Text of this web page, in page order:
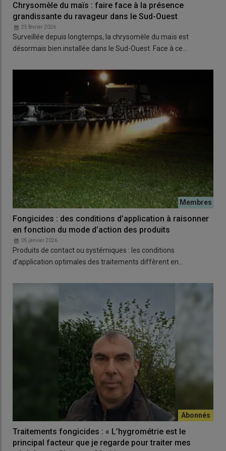
Chrysomèle du maïs : faire face à la présence
grandissante du ravageur dans le Sud-Ouest
25 février 2026
Surveillée depuis longtemps, la chrysomèle du maïs est
désormais bien installée dans le Sud-Ouest. Face à ce…
Fongicides : des conditions d’application à raisonner
en fonction du mode d’action des produits
05 janvier 2026
Produits de contact ou systémiques : les conditions
d’application optimales des traitements diffèrent en…
Traitements fongicides : « L’hygrométrie est le
principal facteur que je regarde pour traiter mes